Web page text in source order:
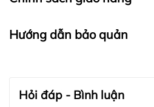
Hướng dẫn bảo quản
Hỏi đáp - Bình luận